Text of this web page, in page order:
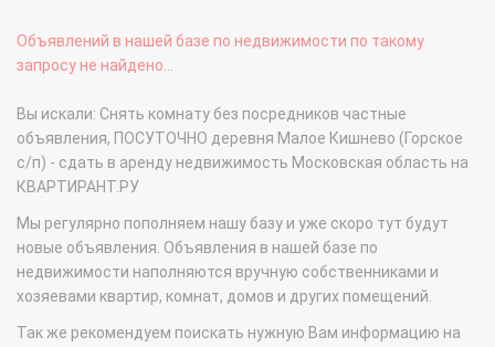
Объявлений в нашей базе по недвижимости по такому
запросу не найдено...
Вы искали: Снять комнату без посредников частные
объявления, ПОСУТОЧНО деревня Малое Кишнево (Горское
с/п) - сдать в аренду недвижимость Московская область на
КВАРТИРАНТ.РУ
Мы регулярно пополняем нашу базу и уже скоро тут будут
новые объявления. Объявления в нашей базе по
недвижимости наполняются вручную собственниками и
хозяевами квартир, комнат, домов и других помещений.
Так же рекомендуем поискать нужную Вам информацию на